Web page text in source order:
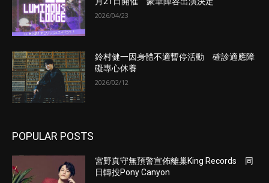
2026/04/23
鈴村健一因身體不適暫停活動 確診適應障
礙專心休養
2026/02/12
POPULAR POSTS
宮野真守無預警宣佈離巢King Records 同
日轉投Pony Canyon